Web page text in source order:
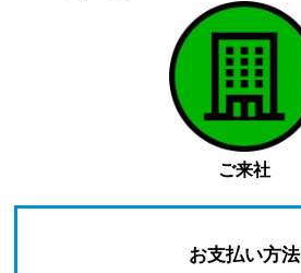
ご来社
お支払い方法